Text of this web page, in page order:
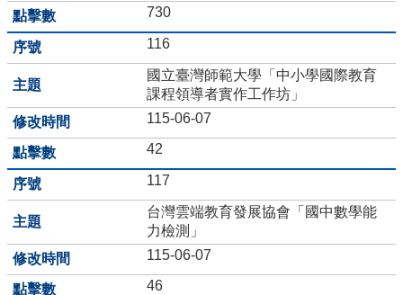
生
資
訊
網
生
自
主
學
習
平
台
獎
學
730
116
國立臺灣師範大學「中小學國際教育
課程領導者實作工作坊」
115-06-07
42
117
台灣雲端教育發展協會「國中數學能
力檢測」
115-06-07
46